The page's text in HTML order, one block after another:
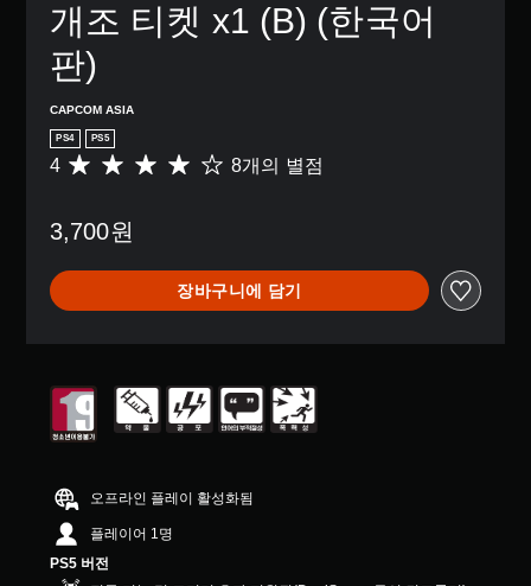
개조 티켓 x1 (B) (한국어
판)
CAPCOM ASIA
PS4 PS5
총
점
로
부
터
중
균
개
별
4 8개의 별점
3,700원
장바구니에 담기
오프라인 플레이 활성화됨
플레이어 1명
PS5 버전